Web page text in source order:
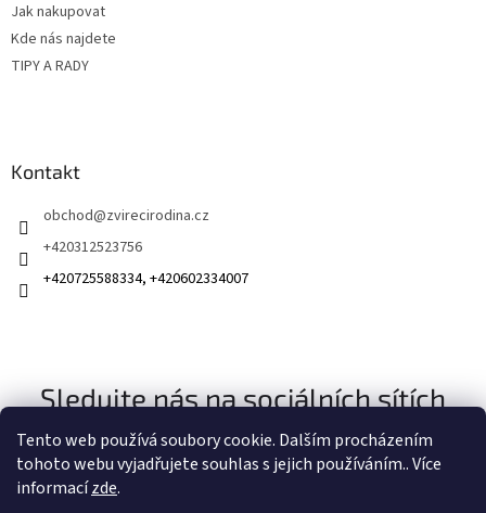
Tento web používá soubory cookie. Dalším procházením
tohoto webu vyjadřujete souhlas s jejich používáním.. Více
informacízde.
Jak nakupovat
Kde nás najdete
TIPY A RADY
Kontakt
obchod@zvirecirodina.cz
+420312523756
+420725588334, +420602334007
Sledujte nás na sociálních sítích